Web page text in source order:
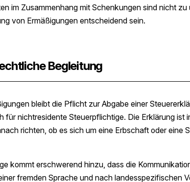
im Zusammenhang mit Schenkungen sind nicht
von Ermäßigungen entscheidend sein.
Begleitung
bleibt die Pflicht zur Abgabe einer
nichtresidente Steuerpflichtige. Die Erklärung ist
richten, ob es sich um eine Erbschaft oder eine
kommt erschwerend hinzu, dass die
fremden Sprache und nach landesspezifischen